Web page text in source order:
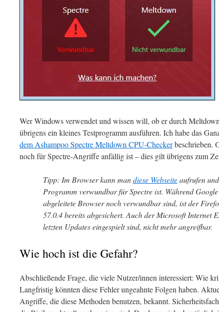
Wer Windows verwendet und wissen will, ob er durch
übrigens ein kleines Testprogramm ausführen. Ich habe das
dem Ashampoo Spectre Meltdown CPU-Checkerbeschrieben.
noch für Spectre-Angriffe anfällig ist – dies gilt übrigens zum
Tipp: Im Browser kann mandiese Webseiteaufrufen
Programm verwundbar für Spectre ist. Während
abgeleitete Browser noch verwundbar sind, ist der
57.0.4 bereits abgesichert. Auch der Microsoft Internet
letzten Updates eingespielt sind, nicht mehr angreifbar.
Wie hoch ist die Gefahr?
Abschließende Frage, die viele Nutzer/innen interessiert: Wie
Langfristig könnten diese Fehler ungeahnte Folgen haben.
Angriffe, die diese Methoden benutzen, bekannt.